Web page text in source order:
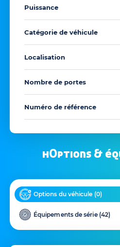
Puissance
Catégorie de véhicule
Localisation
Nombre de portes
Numéro de référence
hOptions &
Options du véhicule (0)
Équipements de série (42)